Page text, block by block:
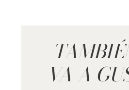
VA A